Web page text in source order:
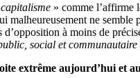
» comme l’affirme
malheureusement ne
à moins de
social et communautaire
extrême aujourd’hui et